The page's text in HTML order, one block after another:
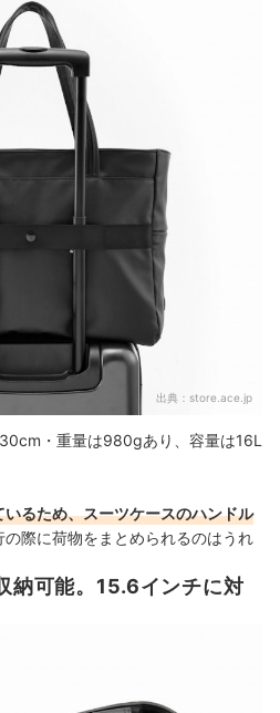
出典： store.ace.jp
・重量は980gあり、容量は16L
るため、スーツケースのハンドル
の際に荷物をまとめられるのはうれ
納可能。15.6インチに対